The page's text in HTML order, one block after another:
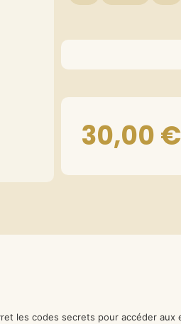
30,00€
les codes secrets pour accéder